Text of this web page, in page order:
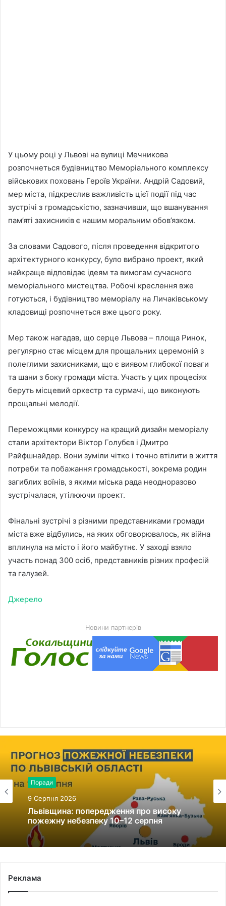
У цьому році у Львові на вулиці Мечникова
розпочнеться будівництво Меморіального комплексу
військових поховань Героїв України. Андрій Садовий,
мер міста, підкреслив важливість цієї події під час
зустрічі з громадськістю, зазначивши, що вшанування
пам’яті захисників є нашим моральним обов’язком.
За словами Садового, після проведення відкритого
архітектурного конкурсу, було вибрано проект, який
найкраще відповідає ідеям та вимогам сучасного
меморіального мистецтва. Робочі креслення вже
готуються, і будівництво меморіалу на Личаківському
кладовищі розпочнеться вже цього року.
Мер також нагадав, що серце Львова – площа Ринок,
регулярно стає місцем для прощальних церемоній з
полеглими захисниками, що є виявом глибокої поваги
та шани з боку громади міста. Участь у цих процесіях
беруть місцевий оркестр та сурмачі, що виконують
прощальні мелодії.
Переможцями конкурсу на кращий дизайн меморіалу
стали архітектори Віктор Голубєв і Дмитро
Райфшнайдер. Вони зуміли чітко і точно втілити в життя
потреби та побажання громадськості, зокрема родин
загиблих воїнів, з якими міська рада неодноразово
зустрічалася, утілюючи проект.
Фінальні зустрічі з різними представниками громади
міста вже відбулись, на яких обговорювалось, як війна
вплинула на місто і його майбутнє. У заході взяло
участь понад 300 осіб, представників різних професій
та галузей.
Джерело
Новини партнерів
Поради
9 Серпня 2026
Львівщина: попередження про високу
пожежну небезпеку 10–12 серпня
Реклама